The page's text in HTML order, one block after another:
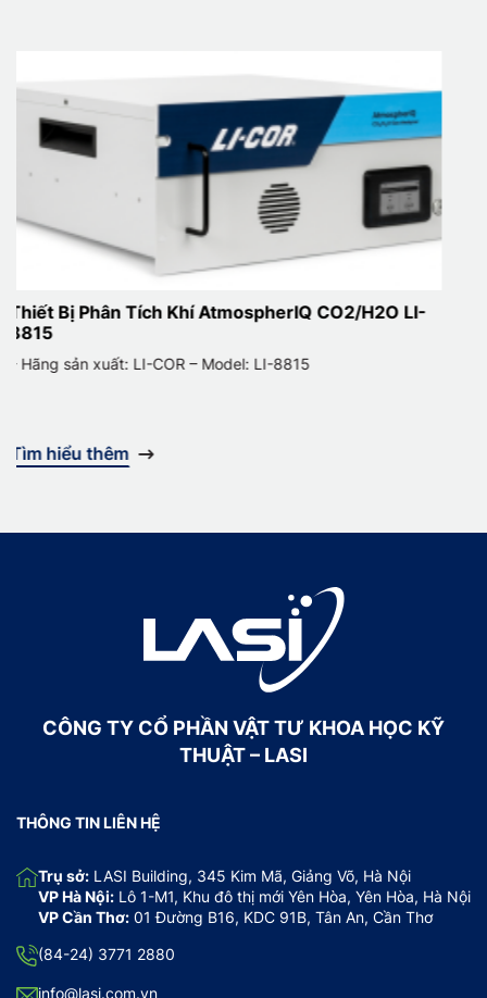
CO2/H2O LI-
LI-8815
Thiết Bị Phân Tích Khí
– Hãng sản xuất: LI-COR –
CÔNG TY CỔ PHẦN VẬT TƯ KHOA HỌC KỸ
THUẬT – LASI
THÔNG TIN LIÊN HỆ
Trụ sở: LASI Building, 345 Kim Mã, Giảng Võ, Hà Nội
VP Hà Nội: Lô 1-M1, Khu đô thị mới Yên Hòa, Yên Hòa, Hà Nội
VP Cần Thơ: 01 Đường B16, KDC 91B, Tân An, Cần Thơ
(84-24) 3771 2880
info@lasi.com.vn